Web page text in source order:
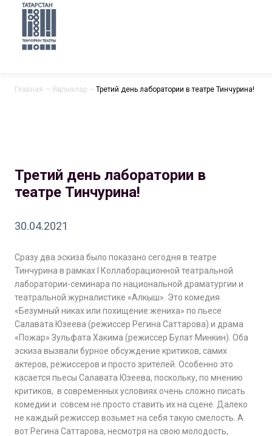
Главная — Яңалыклар — Третий день лаборатории в театре Тинчурина!
Третий день лаборатории в
театре Тинчурина!
30.04.2021
Сразу два эскиза было показано сегодня в театре
Тинчурина в рамках I Коллаборационной театральной
лаборатории-семинара по национальной драматургии и
театральной журналистике «Алкыш». Это комедия
«Безумный никах или похищение жениха» по пьесе
Салавата Юзеева (режиссер Регина Саттарова) и драма
«Пожар» Зульфата Хакима (режиссер Булат Минкин). Оба
эскиза вызвали бурное обсуждение критиков, самих
актеров, режиссеров и просто зрителей. Особенно это
касается пьесы Салавата Юзеева, поскольку, по мнению
критиков, в современных условиях очень сложно писать
комедии и совсем не просто ставить их на сцене. Далеко
не каждый режиссер возьмет на себя такую смелость. А
вот Регина Саттарова, несмотря на свою молодость,